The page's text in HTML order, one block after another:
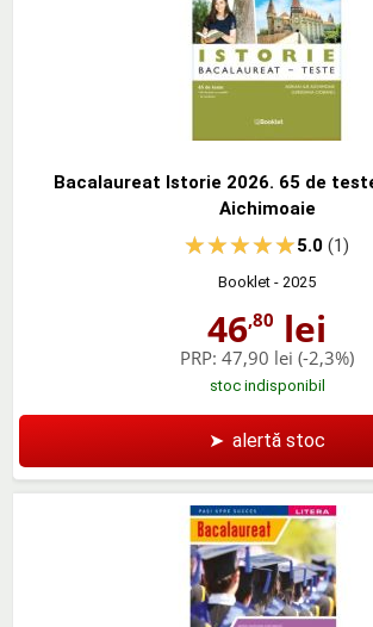
Bacalaureat Istorie 2026. 65 de
Aichimoaie
5.0(1)
Booklet - 2025
46,80 lei
PRP: 47,90 lei (-2,3%)
stoc indisponibil
➤ alertă stoc